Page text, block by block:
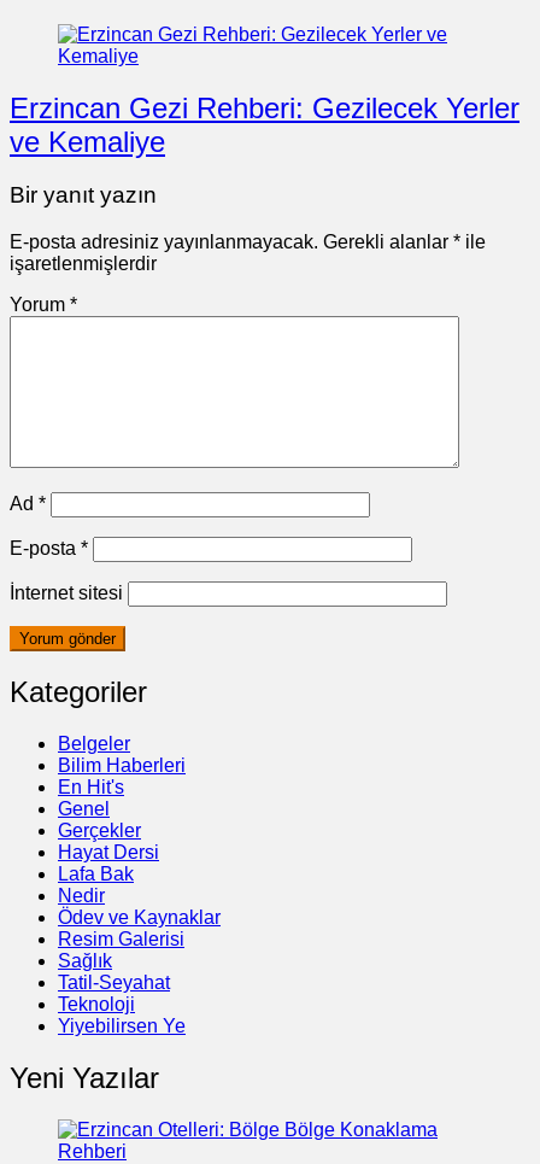
Erzincan Gezi Rehberi: Gezilecek Yerler
ve Kemaliye
Bir yanıt yazın
E-posta adresiniz yayınlanmayacak. Gerekli alanlar * ile
işaretlenmişlerdir
Yorum *
Ad *
E-posta *
İnternet sitesi
Kategoriler
Belgeler
Bilim Haberleri
En Hit's
Genel
Gerçekler
Hayat Dersi
Lafa Bak
Nedir
Ödev ve Kaynaklar
Resim Galerisi
Sağlık
Tatil-Seyahat
Teknoloji
Yiyebilirsen Ye
Yeni Yazılar